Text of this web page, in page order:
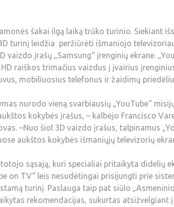
šakai ilgą laiką trūko turinio. Siekiant
turinį leidžia peržiūrėti išmaniojo
vaizdo įrašų „Samsung“ įrenginių ekrane.
raiškos trimačius vaizdus į įvairius
mobiliuosius telefonus ir žaidimų
nurodo vieną svarbiausių „YouTube“
kokybės įrašus, – kalbėjo Francisco
–Nuo šiol 3D vaizdo įrašus, talpinamus
aukštos kokybės išmaniųjų televizorių
sąsają, kuri specialiai pritaikyta didelių
on TV“ leis nesudėtingai prisijungti prie
turinį. Paslauga taip pat siūlo
rekomendacijas, sukurtas atsižvelgiant